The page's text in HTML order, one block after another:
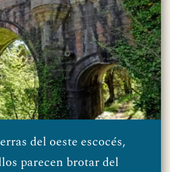
del oeste escocés,
parecen brotar del